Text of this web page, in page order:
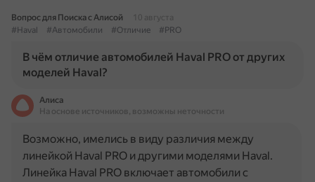
Вопрос для Поиска с Алисой
10 августа
#Haval
#Автомобили #Отличие #PRO
В чём отличие автомобилей Haval PRO от других
моделей Haval?
Алиса
На основе источников, возможны неточности
Возможно, имелись в виду различия между
линейкой Haval PRO и другими моделями Haval.
Линейка Haval PRO включает автомобили с